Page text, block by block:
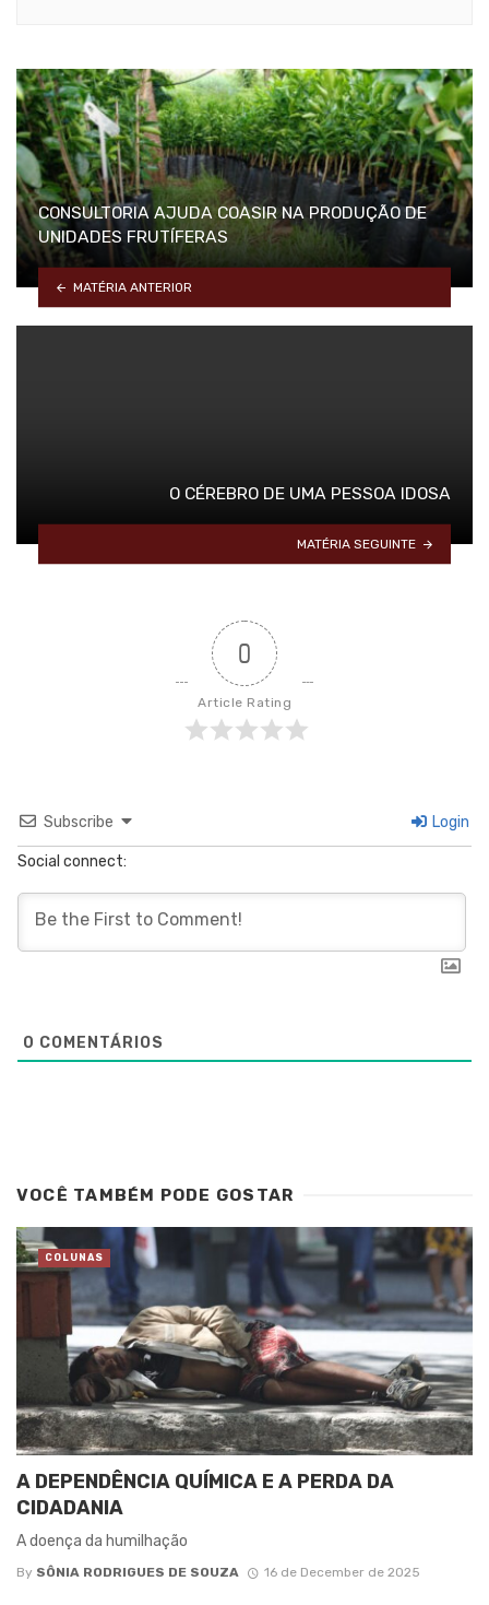
CONSULTORIA AJUDA COASIR NA PRODUÇÃO DE
UNIDADES FRUTÍFERAS
MATÉRIA ANTERIOR
O CÉREBRO DE UMA PESSOA IDOSA
MATÉRIA SEGUINTE
0
Article Rating
Subscribe Login
Social connect:
0 COMENTÁRIOS
VOCÊ TAMBÉM PODE GOSTAR
A DEPENDÊNCIA QUÍMICA E A PERDA DA
CIDADANIA
A doença da humilhação
By SÔNIA RODRIGUES DE SOUZA 16 de December de 2025
COLUNAS